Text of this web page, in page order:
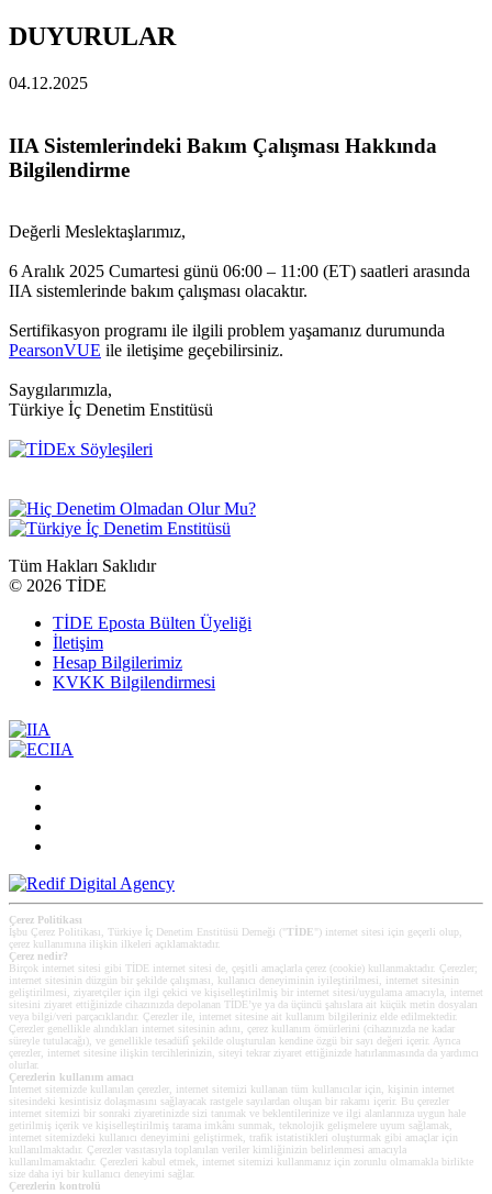
DUYURULAR
04.12.2025
IIA Sistemlerindeki Bakım Çalışması Hakkında
Bilgilendirme
Değerli Meslektaşlarımız,
6 Aralık 2025 Cumartesi günü 06:00 – 11:00 (ET) saatleri arasında
IIA sistemlerinde bakım çalışması olacaktır.
Sertifikasyon programı ile ilgili problem yaşamanız durumunda
PearsonVUE ile iletişime geçebilirsiniz.
Saygılarımızla,
Türkiye İç Denetim Enstitüsü
Tüm Hakları Saklıdır
© 2026 TİDE
TİDE Eposta Bülten Üyeliği
İletişim
Hesap Bilgilerimiz
KVKK Bilgilendirmesi
Çerez Politikası
İşbu Çerez Politikası, Türkiye İç Denetim Enstitüsü Derneği (" TİDE ") internet sitesi için geçerli olup,
çerez kullanımına ilişkin ilkeleri açıklamaktadır.
Çerez nedir?
Birçok internet sitesi gibi TİDE internet sitesi de, çeşitli amaçlarla çerez (cookie) kullanmaktadır. Çerezler;
internet sitesinin düzgün bir şekilde çalışması, kullanıcı deneyiminin iyileştirilmesi, internet sitesinin
geliştirilmesi, ziyaretçiler için ilgi çekici ve kişiselleştirilmiş bir internet sitesi/uygulama amacıyla, internet
sitesini ziyaret ettiğinizde cihazınızda depolanan TİDE’ye ya da üçüncü şahıslara ait küçük metin dosyaları
veya bilgi/veri parçacıklarıdır. Çerezler ile, internet sitesine ait kullanım bilgileriniz elde edilmektedir.
Çerezler genellikle alındıkları internet sitesinin adını, çerez kullanım ömürlerini (cihazınızda ne kadar
süreyle tutulacağı), ve genellikle tesadüfî şekilde oluşturulan kendine özgü bir sayı değeri içerir. Ayrıca
çerezler, internet sitesine ilişkin tercihlerinizin, siteyi tekrar ziyaret ettiğinizde hatırlanmasında da yardımcı
olurlar.
Çerezlerin kullanım amacı
Internet sitemizde kullanılan çerezler, internet sitemizi kullanan tüm kullanıcılar için, kişinin internet
sitesindeki kesintisiz dolaşmasını sağlayacak rastgele sayılardan oluşan bir rakamı içerir. Bu çerezler
internet sitemizi bir sonraki ziyaretinizde sizi tanımak ve beklentilerinize ve ilgi alanlarınıza uygun hale
getirilmiş içerik ve kişiselleştirilmiş tarama imkânı sunmak, teknolojik gelişmelere uyum sağlamak,
internet sitemizdeki kullanıcı deneyimini geliştirmek, trafik istatistikleri oluşturmak gibi amaçlar için
kullanılmaktadır. Çerezler vasıtasıyla toplanılan veriler kimliğinizin belirlenmesi amacıyla
kullanılmamaktadır. Çerezleri kabul etmek, internet sitemizi kullanmanız için zorunlu olmamakla birlikte
size daha iyi bir kullanıcı deneyimi sağlar.
Çerezlerin kontrolü